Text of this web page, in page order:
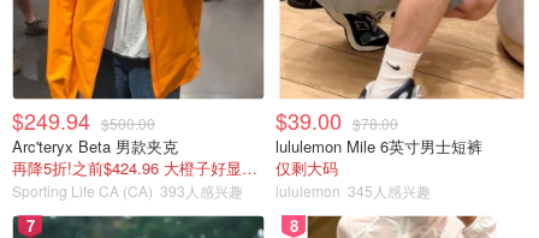
$249.94 $500.00
Arc'teryx Beta 男款夹克
再降5折!之前$424.96 大橙子好显白 蹲补
Sporting Life CA (CA) 393人感兴趣
$39.00 $78.00
lululemon Mile 6英寸男士短裤
仅剩大码
lululemon 345人感兴趣
7 8